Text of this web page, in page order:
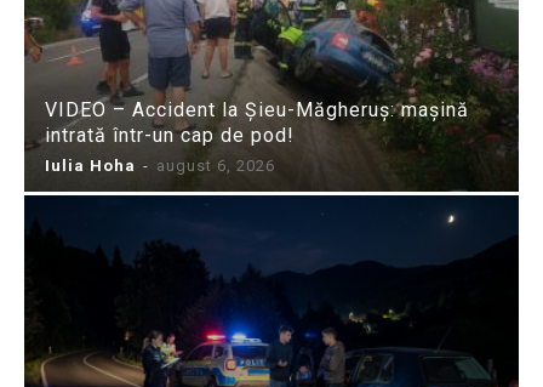
VIDEO – Accident la Șieu-Măgheruș: mașină
intrată într-un cap de pod!
Iulia Hoha - august 6, 2026